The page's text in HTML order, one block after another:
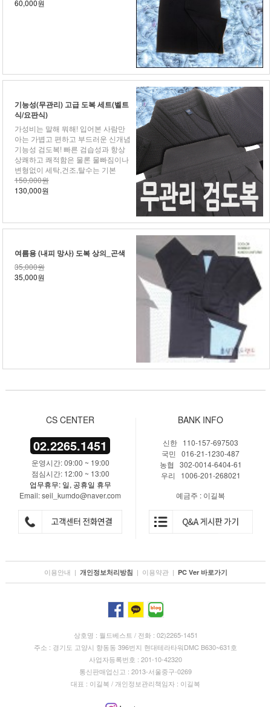
60,000원
기능성(무관리) 고급 도복 세트(벨트
식/요판식)
가성비는 말해 뭐해! 입어본 사람만
아는 가볍고 편하고 부드러운 신개념
기능성 검도복! 빠른 검습성과 항상
상쾌하고 쾌적함은 물론 물빠짐이나
변형없이 세탁,건조,탈수는 기본
150,000원
130,000원
여름용 (내피 망사) 도복 상의_곤색
35,000원
35,000원
CS CENTER
02.2265.1451
운영시간: 09:00 ~ 19:00
점심시간: 12:00 ~ 13:00
업무휴무: 일, 공휴일 휴무
Email: seil_kumdo@naver.com
BANK INFO
신한 110-157-697503
국민 016-21-1230-487
농협 302-0014-6404-61
우리 1006-201-268021
예금주 : 이길복
이용안내 | 개인정보처리방침 | 이용약관 | PC Ver 바로가기
상호명 : 월드베스트 / 전화 : 02)2265-1451
주소 : 경기도 고양시 향동동 396번지 현대테라타워DMC B630~631호
사업자등록번호 : 201-10-42320
통신판매업신고 : 2013-서울중구-0269
대표 : 이길복 / 개인정보관리책임자 : 이길복